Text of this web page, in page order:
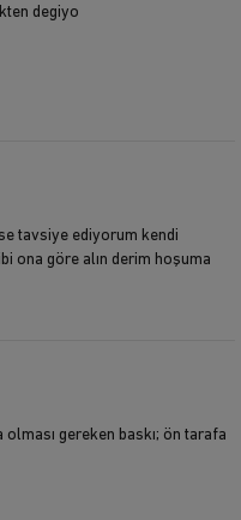
degiyo
tavsiye ediyorum kendi
ona göre alın derim hoşuma
gereken baskı; ön tarafa